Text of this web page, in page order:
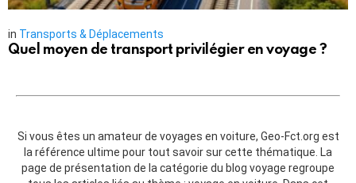
in Transports & Déplacements
Quel moyen de transport privilégier en voyage ?
Si vous êtes un amateur de voyages en voiture, Geo-Fct.org est
la référence ultime pour tout savoir sur cette thématique. La
page de présentation de la catégorie du blog voyage regroupe